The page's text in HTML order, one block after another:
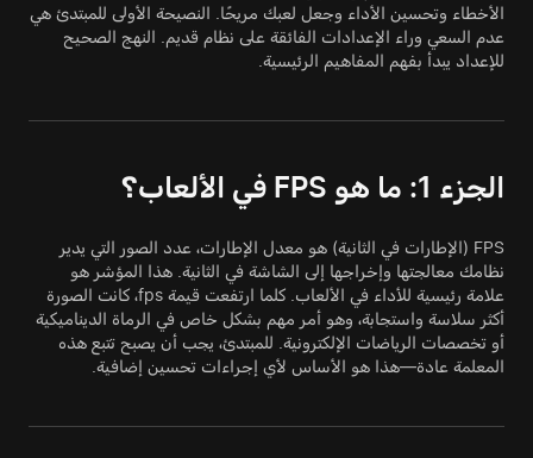
الأخطاء وتحسين الأداء وجعل لعبك مريحًا. النصيحة الأولى للمبتدئ هي
عدم السعي وراء الإعدادات الفائقة على نظام قديم. النهج الصحيح
للإعداد يبدأ بفهم المفاهيم الرئيسية.
الجزء 1: ما هو FPS في الألعاب؟
FPS (الإطارات في الثانية) هو معدل الإطارات، عدد الصور التي يدير
نظامك معالجتها وإخراجها إلى الشاشة في الثانية. هذا المؤشر هو
علامة رئيسية للأداء في الألعاب. كلما ارتفعت قيمة fps، كانت الصورة
أكثر سلاسة واستجابة، وهو أمر مهم بشكل خاص في الرماة الديناميكية
أو تخصصات الرياضات الإلكترونية. للمبتدئ، يجب أن يصبح تتبع هذه
المعلمة عادة—هذا هو الأساس لأي إجراءات تحسين إضافية.